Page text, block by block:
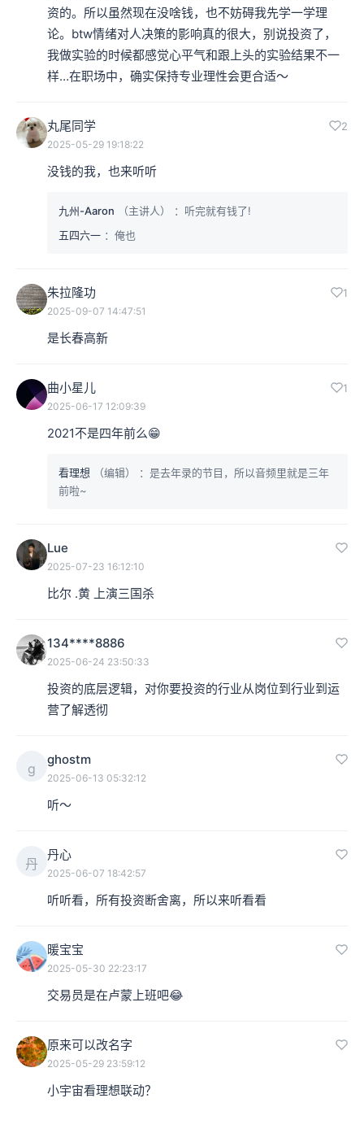
资的。所以虽然现在没啥钱，也不妨碍我先学一学理
论。btw情绪对人决策的影响真的很大，别说投资了，
我做实验的时候都感觉心平气和跟上头的实验结果不一
样…在职场中，确实保持专业理性会更合适～
丸尾同学 2
2025-05-29 19:18:22
没钱的我，也来听听
九州-Aaron （主讲人）
：听完就有钱了!
五四六一 ：俺也
朱拉隆功 1
2025-09-07 14:47:51
是长春高新
曲小星儿 1
2025-06-17 12:09:39
2021不是四年前么😁
看理想 （编辑）
：是去年录的节目，所以音频里就是三年
前啦~
Lue
2025-07-23 16:12:10
比尔 .黄 上演三国杀
134****8886
2025-06-24 23:50:33
投资的底层逻辑，对你要投资的行业从岗位到行业到运
营了解透彻
g
ghostm
2025-06-13 05:32:12
听～
丹
丹心
2025-06-07 18:42:57
听听看，所有投资断舍离，所以来听看看
暖宝宝
2025-05-30 22:23:17
交易员是在卢蒙上班吧😂
原来可以改名字
2025-05-29 23:59:12
小宇宙看理想联动？